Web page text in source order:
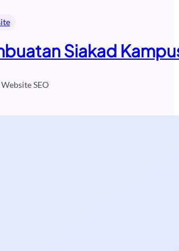
Siakad
Website SEO